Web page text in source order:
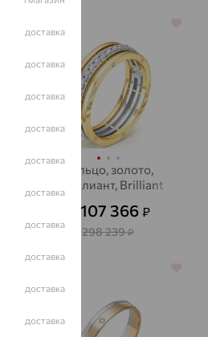
Кольцо, золото,
бриллиант, Brilliant
107 366 ₽
298 239₽
доставка
доставка
доставка
доставка
доставка
доставка
доставка
доставка
доставка
доставка